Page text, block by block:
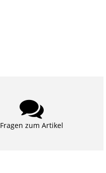
Fragen zum Artikel